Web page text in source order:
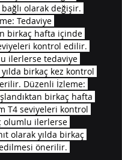
olarak değişir.
Tedaviye
birkaç hafta içinde
kontrol edilir.
ilerlerse tedaviye
birkaç kez kontrol
Düzenli İzleme:
birkaç hafta
T4 seviyeleri kontrol
olumlu ilerlerse
olarak yılda birkaç
önerilir.